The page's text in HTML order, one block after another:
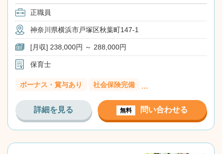
正職員
神奈川県横浜市戸塚区秋葉町147-1
[月収] 238,000円 ～ 288,000円
保育士
ボーナス・賞与あり 社会保険完備 …
詳細を見る 無料 問い合わせる